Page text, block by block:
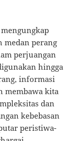
medan perang
perjuangan
hingga
informasi
membawa kita
dan
kebebasan
peristiwa-